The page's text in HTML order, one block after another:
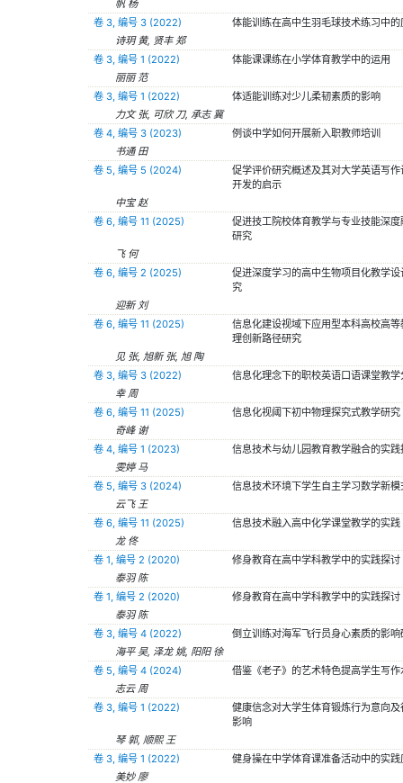
帆 杨
卷 3, 编号 3 (2022)
体能训练在高中生羽毛球技术练习中的
诗玥 黄, 贤丰 郑
卷 3, 编号 1 (2022)
体能课课练在小学体育教学中的运用
丽丽 范
卷 3, 编号 1 (2022)
体适能训练对少儿柔韧素质的影响
力文 张, 可欣 刀, 承志 冀
卷 4, 编号 3 (2023)
例谈中学如何开展新入职教师培训
书通 田
卷 5, 编号 5 (2024)
促学评价研究概述及其对大学英语写作
开发的启示
中宝 赵
卷 6, 编号 11 (2025)
促进技工院校体育教学与专业技能深度
研究
飞 何
卷 6, 编号 2 (2025)
促进深度学习的高中生物项目化教学设
究
迎新 刘
卷 6, 编号 11 (2025)
信息化建设视域下应用型本科高校高等
理创新路径研究
见 张, 旭新 张, 旭 陶
卷 3, 编号 3 (2022)
信息化理念下的职校英语口语课堂教学
幸 周
卷 6, 编号 11 (2025)
信息化视阈下初中物理探究式教学研究
奇峰 谢
卷 4, 编号 1 (2023)
信息技术与幼儿园教育教学融合的实践
雯婷 马
卷 5, 编号 3 (2024)
信息技术环境下学生自主学习数学新模
云飞 王
卷 6, 编号 11 (2025)
信息技术融入高中化学课堂教学的实践
龙 佟
卷 1, 编号 2 (2020)
修身教育在高中学科教学中的实践探讨
泰羽 陈
卷 1, 编号 2 (2020)
修身教育在高中学科教学中的实践探讨
泰羽 陈
卷 3, 编号 4 (2022)
倒立训练对海军飞行员身心素质的影响
海平 吴, 泽龙 姚, 阳阳 徐
卷 5, 编号 4 (2024)
借鉴《老子》的艺术特色提高学生写作
志云 周
卷 3, 编号 1 (2022)
健康信念对大学生体育锻炼行为意向及
影响
琴 郭, 顺熙 王
卷 3, 编号 1 (2022)
健身操在中学体育课准备活动中的实践
美妙 廖